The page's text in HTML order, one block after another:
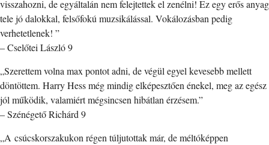
visszahozni, de egyáltalán nem felejtettek el zenélni! Ez egy erős anyag
tele jó dalokkal, felsőfokú muzsikálással. Vokálozásban pedig
verhetetlenek! ”
– Cselőtei László 9
„Szerettem volna max pontot adni, de végül egyel kevesebb mellett
döntöttem. Harry Hess még mindig elképesztően énekel, meg az egész
jól működik, valamiért mégsincsen hibátlan érzésem.”
– Szénégető Richárd 9
„A csúcskorszakukon régen túljutottak már, de méltóképpen